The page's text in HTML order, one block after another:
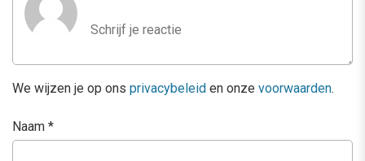
We wijzen je op ons privacybeleid en onze voorwaarden.
Naam *